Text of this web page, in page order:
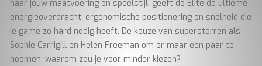
naar jouw maatvoering en speelstijl, geeft de Elite de ultieme
energieoverdracht, ergonomische positionering en snelheid die
je game zo hard nodig heeft. De keuze van supersterren als
Sophie Carrigill en Helen Freeman om er maar een paar te
noemen, waarom zou je voor minder kiezen?